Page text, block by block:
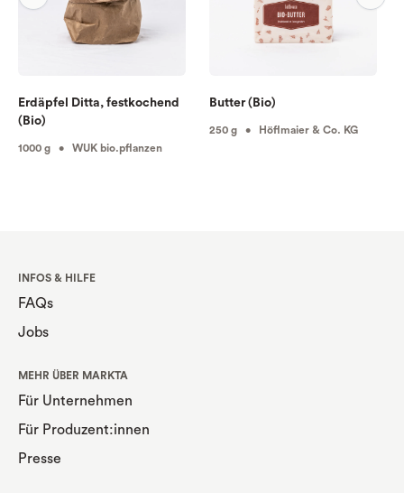
Erdäpfel Ditta, festkochend
(Bio)
1000 g • WUK bio.pflanzen
Butter (Bio)
250 g • Höflmaier & Co. KG
INFOS & HILFE
FAQs
Jobs
MEHR ÜBER MARKTA
Für Unternehmen
Für Produzent:innen
Presse